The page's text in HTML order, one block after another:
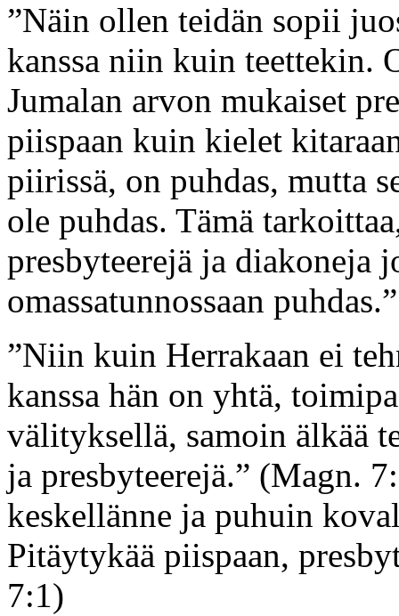
”Näin ollen teidän sopii
kanssa niin kuin teettekin.
Jumalan arvon mukaiset
piispaan kuin kielet
piirissä, on puhdas, mutta
ole puhdas. Tämä
presbyteerejä ja diakoneja
omassatunnossaan
”Niin kuin Herrakaan ei
kanssa hän on yhtä,
välityksellä, samoin älkää
ja presbyteerejä.” (Magn.
keskellänne ja puhuin
Pitäytykää piispaan,
7:1)